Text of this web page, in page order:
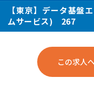
【東京】データ基盤
ムサービス) 267
この求人